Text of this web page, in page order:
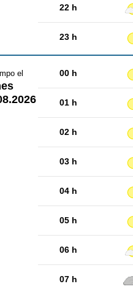
22 h
23 h
el 00 h
01 h
02 h
03 h
04 h
05 h
06 h
07 h